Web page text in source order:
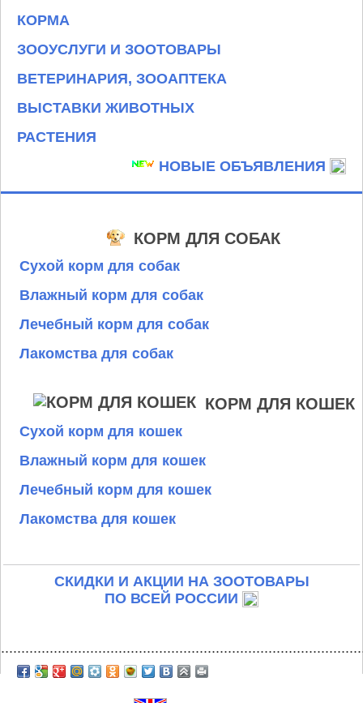
КОРМА
ЗООУСЛУГИ И ЗООТОВАРЫ
ВЕТЕРИНАРИЯ, ЗООАПТЕКА
ВЫСТАВКИ ЖИВОТНЫХ
РАСТЕНИЯ
НОВЫЕ ОБЪЯВЛЕНИЯ
КОРМ ДЛЯ СОБАК
Сухой корм для собак
Влажный корм для собак
Лечебный корм для собак
Лакомства для собак
КОРМ ДЛЯ КОШЕК
Сухой корм для кошек
Влажный корм для кошек
Лечебный корм для кошек
Лакомства для кошек
СКИДКИ И АКЦИИ НА ЗООТОВАРЫ
ПО ВСЕЙ РОССИИ